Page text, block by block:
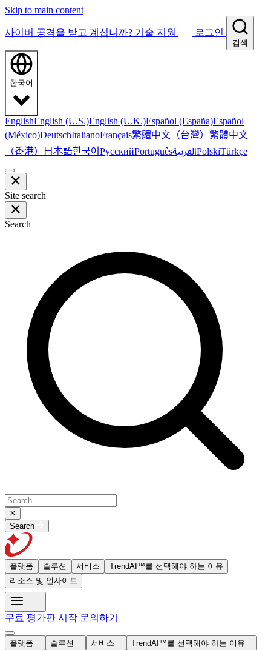
Skip to main content
사이버 공격을 받고 계십니까? 기술 지원 로그인
검색
한국어
EnglishEnglish (U.S.)English (U.K.)Español (España)Español
(México)DeutschItalianoFrançais繁體中文（台灣） 繁體中文
（香港） 日本語한국어РусскийPortuguêsالعربيةPolskiTürkçe
Site search
Search
Search
플랫폼 솔루션 서비스
TrendAI™를 선택해야 하는 이유
리소스 및 인사이트
무료 평가판 시작 문의하기
플랫폼 솔루션 서비스
TrendAI™를 선택해야 하는 이유